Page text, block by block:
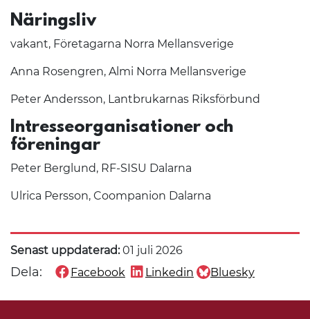
Näringsliv
vakant, Företagarna Norra Mellansverige
Anna Rosengren, Almi Norra Mellansverige
Peter Andersson, Lantbrukarnas Riksförbund
Intresseorganisationer och
föreningar
Peter Berglund, RF-SISU Dalarna
Ulrica Persson, Coompanion Dalarna
Senast uppdaterad:01 juli 2026
Dela: Dela denna sida på
Facebook
Dela denna sida på
Linkedin
Dela denna sida på
Bluesky